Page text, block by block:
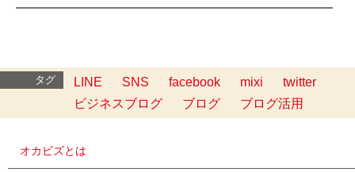
━━━━━━━━━━━━━━━━━━━━━━━━━
タグ LINE SNS facebook mixi
twitter
ビジネスブログ
ブログ ブログ活用
オカビズとは